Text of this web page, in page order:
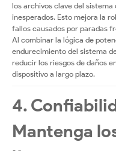
los archivos clave del
inesperados. Esto mejora la
fallos causados por paradas
Al combinar la lógica de
endurecimiento del sistema
reducir los riesgos de daños
dispositivo a largo plazo.
4.
Mantenga